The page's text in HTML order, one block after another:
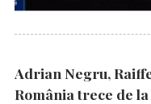
Adrian Negru,
România trece de